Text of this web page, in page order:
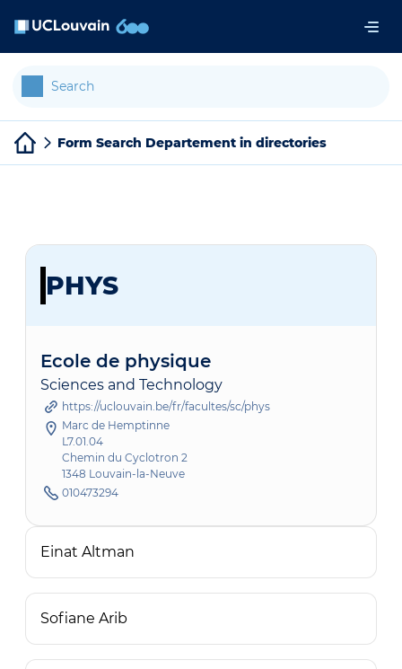
Form Search Departement in directories
PHYS
Ecole de physique
Sciences and Technology
https://uclouvain.be/fr/facultes/sc/phys
Marc de Hemptinne
L7.01.04
Chemin du Cyclotron 2
1348 Louvain-la-Neuve
010473294
Einat Altman
Sofiane Arib